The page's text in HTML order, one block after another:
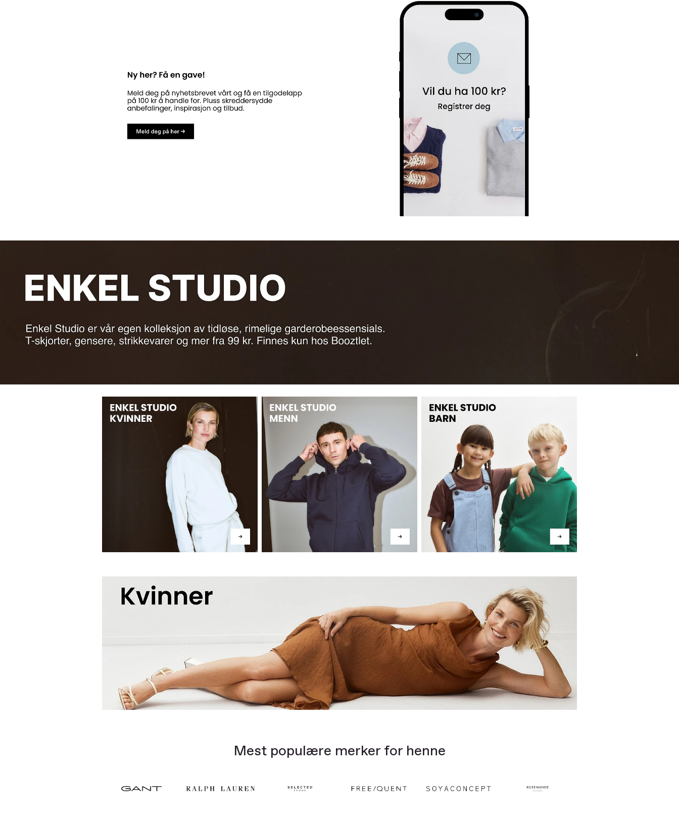
Mest populære merker for henne